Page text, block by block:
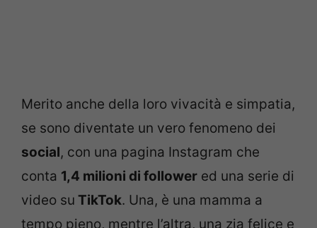
Merito anche della loro vivacità e simpatia,
se sono diventate un vero fenomeno dei
social, con una pagina Instagram che
conta 1,4 milioni di follower ed una serie di
video su TikTok. Una, è una mamma a
tempo pieno, mentre l’altra, una zia felice e